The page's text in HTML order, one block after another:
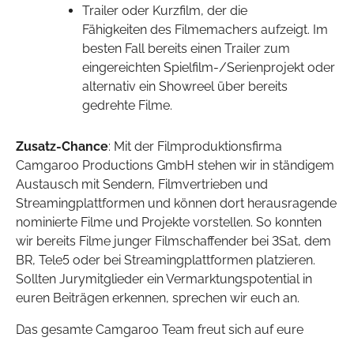
Trailer oder Kurzfilm, der die
Fähigkeiten des Filmemachers aufzeigt. Im
besten Fall bereits einen Trailer zum
eingereichten Spielfilm-/Serienprojekt oder
alternativ ein Showreel über bereits
gedrehte Filme.
Zusatz-Chance: Mit der Filmproduktionsfirma
Camgaroo Productions GmbH stehen wir in ständigem
Austausch mit Sendern, Filmvertrieben und
Streamingplattformen und können dort herausragende
nominierte Filme und Projekte vorstellen. So konnten
wir bereits Filme junger Filmschaffender bei 3Sat, dem
BR, Tele5 oder bei Streamingplattformen platzieren.
Sollten Jurymitglieder ein Vermarktungspotential in
euren Beiträgen erkennen, sprechen wir euch an.
Das gesamte Camgaroo Team freut sich auf eure